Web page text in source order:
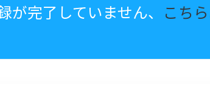
が完了していません、 こちら